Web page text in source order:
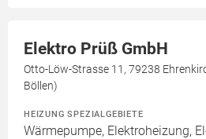
Elektro Prüß GmbH
Otto-Löw-Strasse 11, 79238
Böllen)
HEIZUNG SPEZIALGEBIETE
Wärmepumpe, Elektroheizung,